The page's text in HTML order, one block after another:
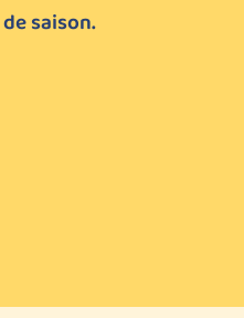
saison.